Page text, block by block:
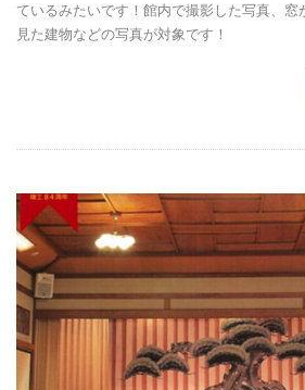
ているみたいです！館内で撮影した写真、窓
見た建物などの写真が対象です！